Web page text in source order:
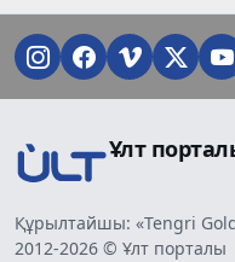
Ұлт
Құрылтайшы: «Tengri
2012-2026 © Ұлт порталы